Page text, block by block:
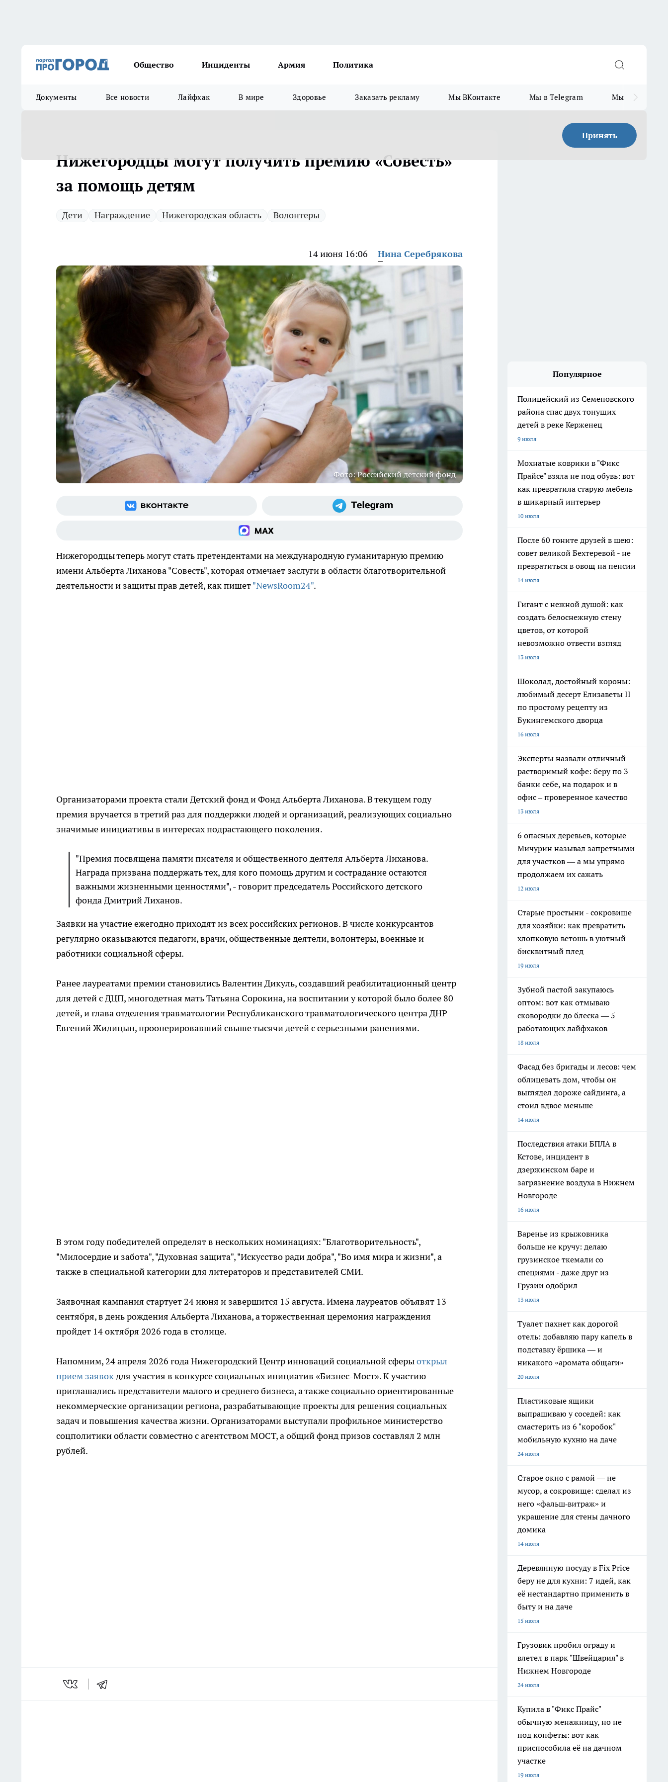
Общество Инциденты Армия Политика
Документы Все новости Лайфхак В мире Здоровье Заказать рекламу Мы ВКонтакте Мы в Telegram Мы в MAX
Принять
Нижегородцы могут получить премию «Совесть»
за помощь детям
Дети Награждение Нижегородская область Волонтеры
14 июня 16:06 Нина Серебрякова
Фото: Российский детский фонд
Нижегородцы теперь могут стать претендентами на международную гуманитарную премию
имени Альберта Лиханова "Совесть", которая отмечает заслуги в области благотворительной
деятельности и защиты прав детей, как пишет"NewsRoom24".
Организаторами проекта стали Детский фонд и Фонд Альберта Лиханова. В текущем году
премия вручается в третий раз для поддержки людей и организаций, реализующих социально
значимые инициативы в интересах подрастающего поколения.
"Премия посвящена памяти писателя и общественного деятеля Альберта Лиханова.
Награда призвана поддержать тех, для кого помощь другим и сострадание остаются
важными жизненными ценностями", - говорит председатель Российского детского
фонда Дмитрий Лиханов.
Заявки на участие ежегодно приходят из всех российских регионов. В числе конкурсантов
регулярно оказываются педагоги, врачи, общественные деятели, волонтеры, военные и
работники социальной сферы.
Ранее лауреатами премии становились Валентин Дикуль, создавший реабилитационный центр
для детей с ДЦП, многодетная мать Татьяна Сорокина, на воспитании у которой было более 80
детей, и глава отделения травматологии Республиканского травматологического центра ДНР
Евгений Жилицын, прооперировавший свыше тысячи детей с серьезными ранениями.
В этом году победителей определят в нескольких номинациях: "Благотворительность",
"Милосердие и забота", "Духовная защита", "Искусство ради добра", "Во имя мира и жизни", а
также в специальной категории для литераторов и представителей СМИ.
Заявочная кампания стартует 24 июня и завершится 15 августа. Имена лауреатов объявят 13
сентября, в день рождения Альберта Лиханова, а торжественная церемония награждения
пройдет 14 октября 2026 года в столице.
Напомним, 24 апреля 2026 года Нижегородский Центр инноваций социальной сферыоткрыл
прием заявокдля участия в конкурсе социальных инициатив «Бизнес-Мост». К участию
приглашались представители малого и среднего бизнеса, а также социально ориентированные
некоммерческие организации региона, разрабатывающие проекты для решения социальных
задач и повышения качества жизни. Организаторами выступали профильное министерство
соцполитики области совместно с агентством МОСТ, а общий фонд призов составлял 2 млн
рублей.
Популярное
Полицейский из Семеновского
района спас двух тонущих
детей в реке Керженец
9 июля
Мохнатые коврики в "Фикс
Прайсе" взяла не под обувь: вот
как превратила старую мебель
в шикарный интерьер
10 июля
После 60 гоните друзей в шею:
совет великой Бехтеревой - не
превратиться в овощ на пенсии
14 июля
Гигант с нежной душой: как
создать белоснежную стену
цветов, от которой
невозможно отвести взгляд
13 июля
Шоколад, достойный короны:
любимый десерт Елизаветы II
по простому рецепту из
Букингемского дворца
16 июля
Эксперты назвали отличный
растворимый кофе: беру по 3
банки себе, на подарок и в
офис – проверенное качество
13 июля
6 опасных деревьев, которые
Мичурин называл запретными
для участков — а мы упрямо
продолжаем их сажать
12 июля
Старые простыни - сокровище
для хозяйки: как превратить
хлопковую ветошь в уютный
бисквитный плед
19 июля
Зубной пастой закупаюсь
оптом: вот как отмываю
сковородки до блеска — 5
работающих лайфхаков
18 июля
Фасад без бригады и лесов: чем
облицевать дом, чтобы он
выглядел дороже сайдинга, а
стоил вдвое меньше
14 июля
Последствия атаки БПЛА в
Кстове, инцидент в
дзержинском баре и
загрязнение воздуха в Нижнем
Новгороде
16 июля
Варенье из крыжовника
больше не кручу: делаю
грузинское ткемали со
специями - даже друг из
Грузии одобрил
13 июля
Туалет пахнет как дорогой
отель: добавляю пару капель в
подставку ёршика — и
никакого «аромата общаги»
20 июля
Пластиковые ящики
выпрашиваю у соседей: как
смастерить из 6 "коробок"
мобильную кухню на даче
24 июля
Старое окно с рамой — не
мусор, а сокровище: сделал из
него «фальш‑витраж» и
украшение для стены дачного
домика
14 июля
Деревянную посуду в Fix Price
беру не для кухни: 7 идей, как
её нестандартно применить в
быту и на даче
15 июля
Грузовик пробил ограду и
влетел в парк "Швейцария" в
Нижнем Новгороде
24 июля
Купила в "Фикс Прайс"
обычную менажницу, но не
под конфеты: вот как
приспособила её на дачном
участке
19 июля